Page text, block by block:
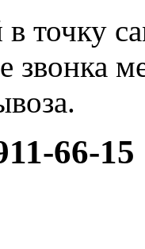
точку
звонка
66-15